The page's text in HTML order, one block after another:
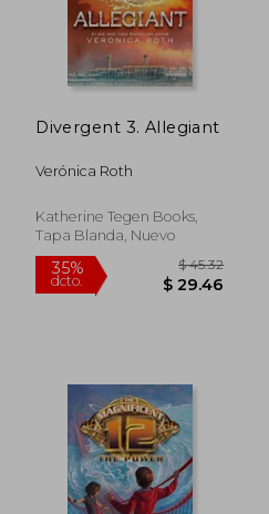
45% $ 108.33
Divergent 3. Allegiant
Verónica Roth
Katherine Tegen Books,
Tapa Blanda, Nuevo